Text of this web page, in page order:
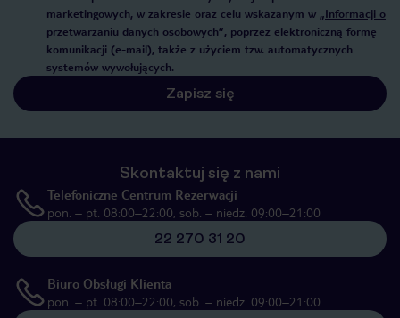
marketingowych, w zakresie oraz celu wskazanym w „Informacji o
przetwarzaniu danych osobowych”, poprzez elektroniczną formę
komunikacji (e-mail), także z użyciem tzw. automatycznych
systemów wywołujących.
Zapisz się
Skontaktuj się z nami
Telefoniczne Centrum Rezerwacji
pon. – pt. 08:00–22:00, sob. – niedz. 09:00–21:00
22 270 31 20
Biuro Obsługi Klienta
pon. – pt. 08:00–22:00, sob. – niedz. 09:00–21:00